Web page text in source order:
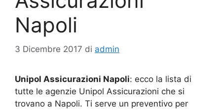
Napoli
3 Dicembre 2017 di admin
Unipol Assicurazioni Napoli: ecco la lista di
tutte le agenzie Unipol Assicurazioni che si
trovano a Napoli. Ti serve un preventivo per